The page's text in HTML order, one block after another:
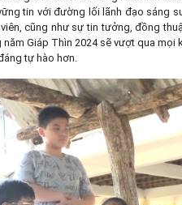
tin với đường lối lãnh đạo sáng
cũng như sự tin tưởng, đồng
Giáp Thìn 2024 sẽ vượt qua
tự hào hơn.